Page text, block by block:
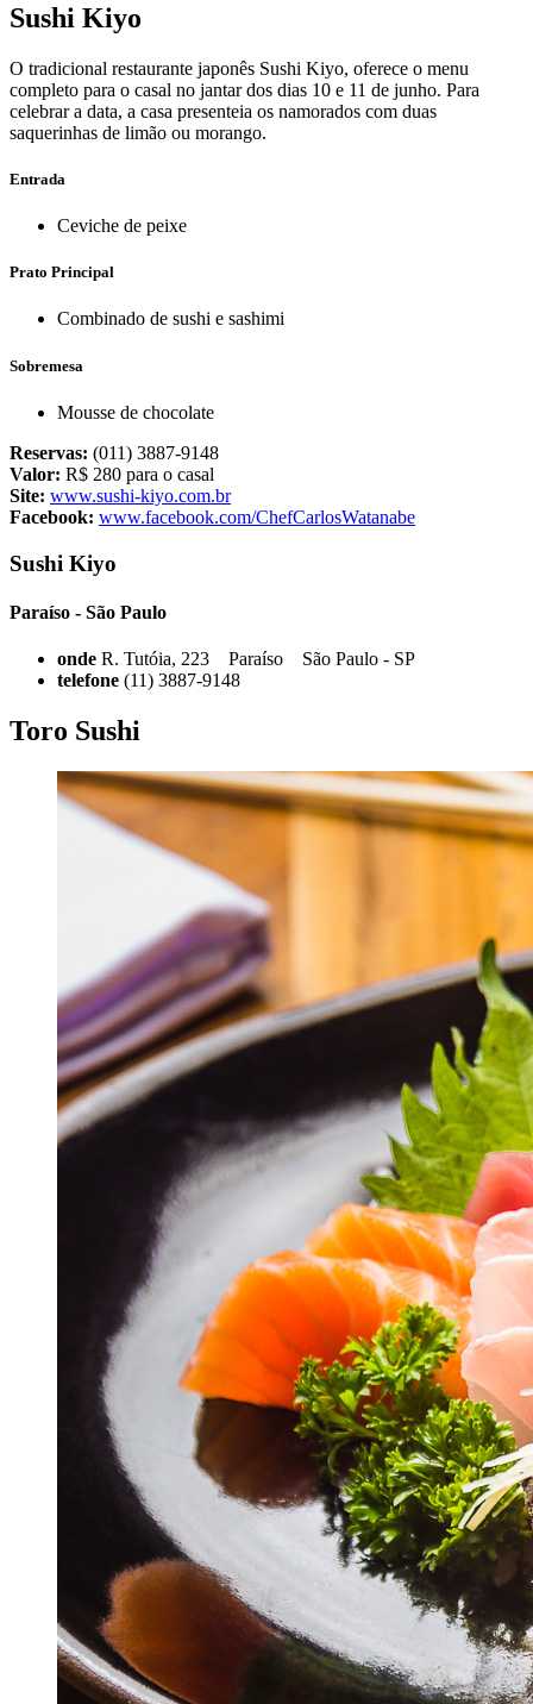
Sushi Kiyo
O tradicional restaurante japonês Sushi Kiyo, oferece o menu
completo para o casal no jantar dos dias 10 e 11 de junho. Para
celebrar a data, a casa presenteia os namorados com duas
saquerinhas de limão ou morango.
Entrada
Ceviche de peixe
Prato Principal
Combinado de sushi e sashimi
Sobremesa
Mousse de chocolate
Reservas: (011) 3887-9148
Valor: R$ 280 para o casal
Site: www.sushi-kiyo.com.br
Facebook: www.facebook.com/ChefCarlosWatanabe
Sushi Kiyo
Paraíso - São Paulo
onde R. Tutóia, 223 Paraíso São Paulo - SP
telefone (11) 3887-9148
Toro Sushi